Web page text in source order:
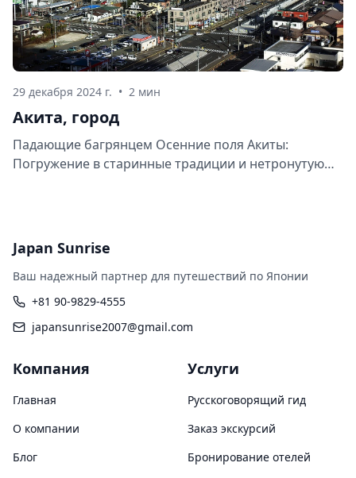
29 декабря 2024 г. • 2 мин
Акита, город
Падающие багрянцем Осенние поля Акиты:
Погружение в старинные традиции и нетронутую
Japan Sunrise
Ваш надежный партнер для путешествий по Японии
+81 90-9829-4555
japansunrise2007@gmail.com
Компания
Главная
О компании
Блог
Услуги
Русскоговорящий гид
Заказ экскурсий
Бронирование отелей